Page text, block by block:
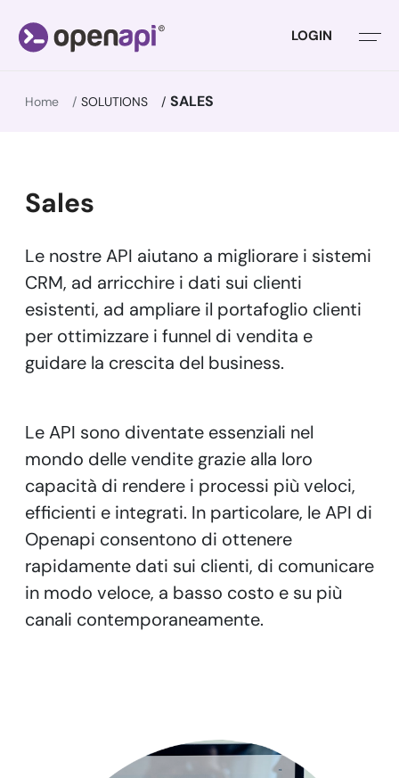
LOGIN
Home SOLUTIONS SALES
Sales
Le nostre API aiutano a migliorare i sistemi
CRM, ad arricchire i dati sui clienti
esistenti, ad ampliare il portafoglio clienti
per ottimizzare i funnel di vendita e
guidare la crescita del business.
Le API sono diventate essenziali nel
mondo delle vendite grazie alla loro
capacità di rendere i processi più veloci,
efficienti e integrati. In particolare, le API di
Openapi consentono di ottenere
rapidamente dati sui clienti, di comunicare
in modo veloce, a basso costo e su più
canali contemporaneamente.